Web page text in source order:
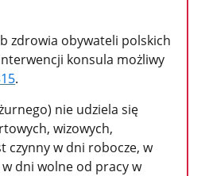
zdrowia obywateli polskich
konsula możliwy
.
nie udziela się
wizowych,
czynny w dni robocze, w
w dni wolne od pracy w